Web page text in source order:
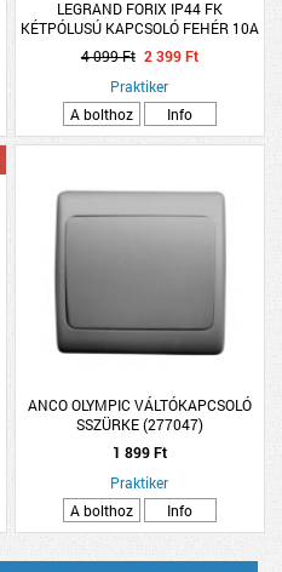
LEGRAND FORIX IP44 FK
KÉTPÓLUSÚ KAPCSOLÓ FEHÉR 10A
250V
4 099 Ft 2 399 Ft
Praktiker
A bolthoz
Info
ANCO OLYMPIC VÁLTÓKAPCSOLÓ
SSZÜRKE (277047)
1 899 Ft
Praktiker
A bolthoz
Info